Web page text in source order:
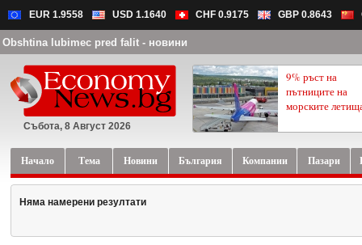
EUR 1.9558 USD 1.1640 CHF 0.9175 GBP 0.8643
Obshtina lubimec pred falit - новини
Събота, 8 Август 2026
9% ръст на
пътниците на
морските
Начало Тема Новини България Компании Пазари
Няма намерени резултати